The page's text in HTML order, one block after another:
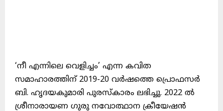
‘നീ എന്നിലെ വെളിച്ചം’ എന്ന കവിത
സമാഹാരത്തിന് 2019-20 വർഷത്തെ പ്രൊഫസർ
ബി. ഹൃദയകുമാരി പുരസ്കാരം ലഭിച്ചു. 2022 ൽ
ശ്രീനാരായണ ഗുരു നവോത്ഥാന ക്രീയേഷൻ